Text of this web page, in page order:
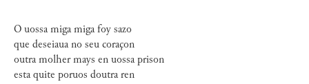
O uossa miga miga foy sazo
que deseiaua no seu coraçon
outra molher mays en uossa prison
esta quite poruos doutra ren